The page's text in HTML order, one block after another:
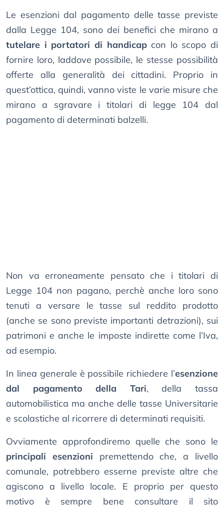
Le esenzioni dal pagamento delle tasse previste
dalla Legge 104, sono dei benefici che mirano a
tutelare i portatori di handicapcon lo scopo di
fornire loro, laddove possibile, le stesse possibilità
offerte alla generalità dei cittadini. Proprio in
quest’ottica, quindi, vanno viste le varie misure che
mirano a sgravare i titolari di legge 104 dal
pagamento di determinati balzelli.
Non va erroneamente pensato che i titolari di
Legge 104 non pagano, perchè anche loro sono
tenuti a versare le tasse sul reddito prodotto
(anche se sono previste importanti detrazioni), sui
patrimoni e anche le imposte indirette come l’Iva,
ad esempio.
In linea generale è possibile richiedere l’esenzione
dal pagamento della Tari, della tassa
automobilistica ma anche delle tasse Universitarie
e scolastiche al ricorrere di determinati requisiti.
Ovviamente approfondiremo quelle che sono le
principali esenzioni premettendo che, a livello
comunale, potrebbero esserne previste altre che
agiscono a livello locale. E proprio per questo
motivo è sempre bene consultare il sito